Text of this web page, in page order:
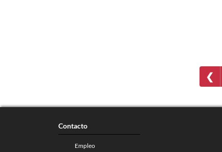
❮
Contacto
Empleo